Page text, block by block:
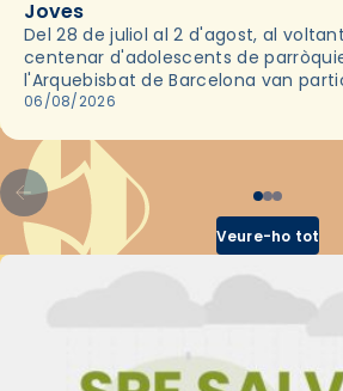
Joves
Del 28 de juliol al 2 d'agost, al
centenar d'adolescents de
l'Arquebisbat de Barcelona van
les convivències Be Apostle,
06/08/2026
Veure-ho tot